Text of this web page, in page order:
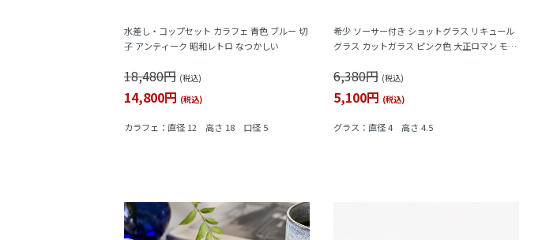
水差し・コップセット カラフェ 青色 ブルー 切
子 アンティーク 昭和レトロ なつかしい
18,480円 (税込)
14,800円 (税込)
カラフェ：直径 12 高さ 18 口径 5
希少 ソーサー付き ショットグラス リキュール
グラス カットガラス ピンク色 大正ロマン モダ
学模様
6,380円 (税込)
5,100円 (税込)
グラス：直径 4 高さ 4.5